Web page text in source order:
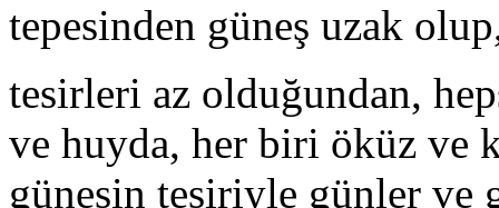
tepesinden güneş uzak
tesirleri az olduğundan,
ve huyda, her biri öküz ve
güneşin tesiriyle günler ve